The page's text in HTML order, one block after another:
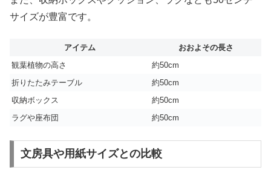
サイズが豊富です。
アイテム
おおよその長さ
観葉植物の高さ
約50cm
折りたたみテーブル
約50cm
収納ボックス
約50cm
ラグや座布団
約50cm
文房具や用紙サイズとの比較